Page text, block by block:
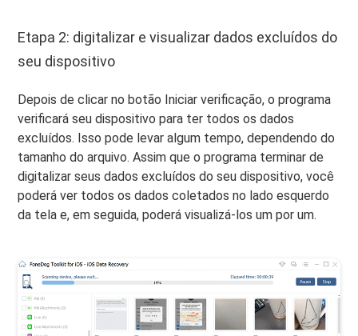
Etapa 2: digitalizar e visualizar dados excluídos do
seu dispositivo
Depois de clicar no botão Iniciar verificação, o programa
verificará seu dispositivo para ter todos os dados
excluídos. Isso pode levar algum tempo, dependendo do
tamanho do arquivo. Assim que o programa terminar de
digitalizar seus dados excluídos do seu dispositivo, você
poderá ver todos os dados coletados no lado esquerdo
da tela e, em seguida, poderá visualizá-los um por um.